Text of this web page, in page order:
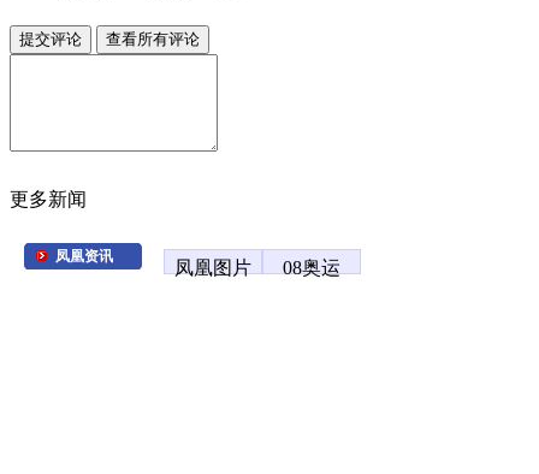
更多新闻
凤凰资讯
凤凰图片 08奥运